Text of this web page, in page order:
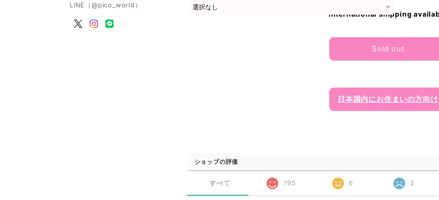
LINE（@pico_world）
International shipping
Sold out
日本国内にお住まいの方向け
ショップの評価
すべて 795 6 2